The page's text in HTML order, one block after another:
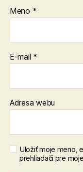
Meno *
E-mail *
Adresa webu
Uložiť moje meno,
prehliadači pre